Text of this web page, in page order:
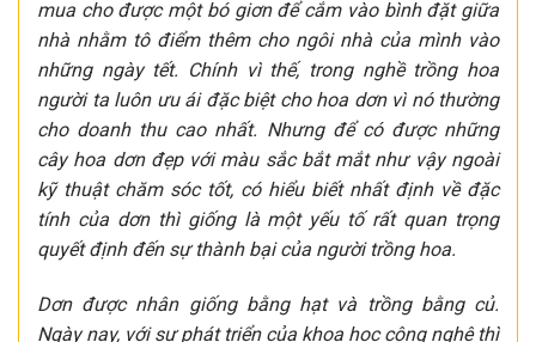
mua cho được một bó giơn để cắm vào bình đặt giữa
nhà nhằm tô điểm thêm cho ngôi nhà của mình vào
những ngày tết. Chính vì thế, trong nghề trồng hoa
người ta luôn ưu ái đặc biệt cho hoa dơn vì nó thường
cho doanh thu cao nhất. Nhưng để có được những
cây hoa dơn đẹp với màu sắc bắt mắt như vậy ngoài
kỹ thuật chăm sóc tốt, có hiểu biết nhất định về đặc
tính của dơn thì giống là một yếu tố rất quan trọng
quyết định đến sự thành bại của người trồng hoa.
Dơn được nhân giống bằng hạt và trồng bằng củ.
Ngày nay, với sự phát triển của khoa học công nghệ thì